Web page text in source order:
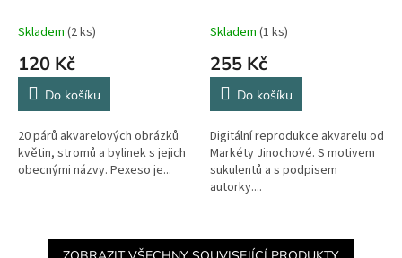
Skladem (2 ks)
120 Kč
Do košíku
20 párů akvarelových obrázků
květin, stromů a bylinek s jejich
obecnými názvy. Pexeso je...
Skladem (1 ks)
255 Kč
Do košíku
Digitální reprodukce akvarelu od
Markéty Jinochové. S motivem
sukulentů a s podpisem
autorky....